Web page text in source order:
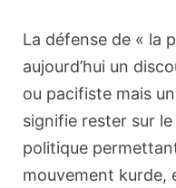
La défense de « la
aujourd’hui un
ou pacifiste mais
signifie rester sur
politique
mouvement kurde,